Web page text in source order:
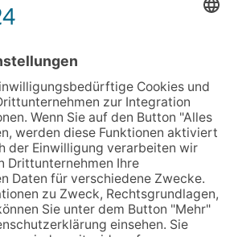
Datenschutzerklärung
Login